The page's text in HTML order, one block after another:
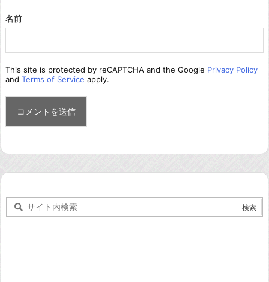
名前
This site is protected by reCAPTCHA and the Google Privacy Policy
and Terms of Service apply.